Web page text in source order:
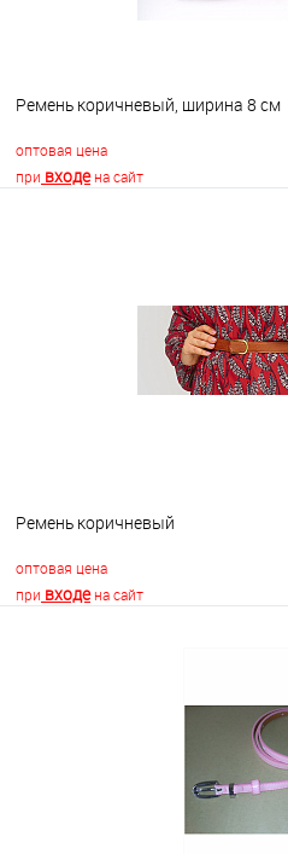
Ремень коричневый, ширина 8 см
оптовая цена
при входена сайт
Ремень коричневый
оптовая цена
при входена сайт